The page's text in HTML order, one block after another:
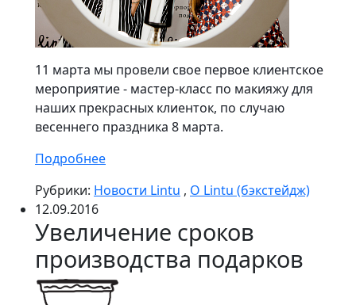
11 марта мы провели свое первое клиентское
мероприятие - мастер-класс по макияжу для
наших прекрасных клиенток, по случаю
весеннего праздника 8 марта.
Подробнее
Рубрики: Новости Lintu , О Lintu (бэкстейдж)
12.09.2016
Увеличение сроков
производства подарков